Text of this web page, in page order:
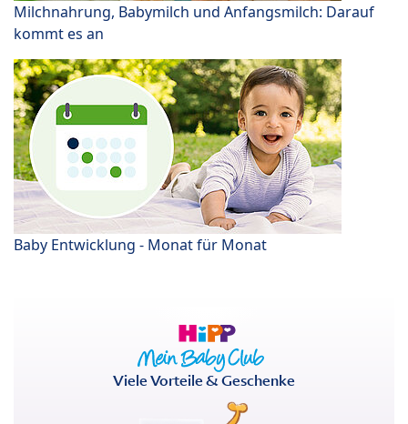
Milchnahrung, Babymilch und Anfangsmilch: Darauf
kommt es an
Baby Entwicklung - Monat für Monat
Viele Vorteile & Geschenke